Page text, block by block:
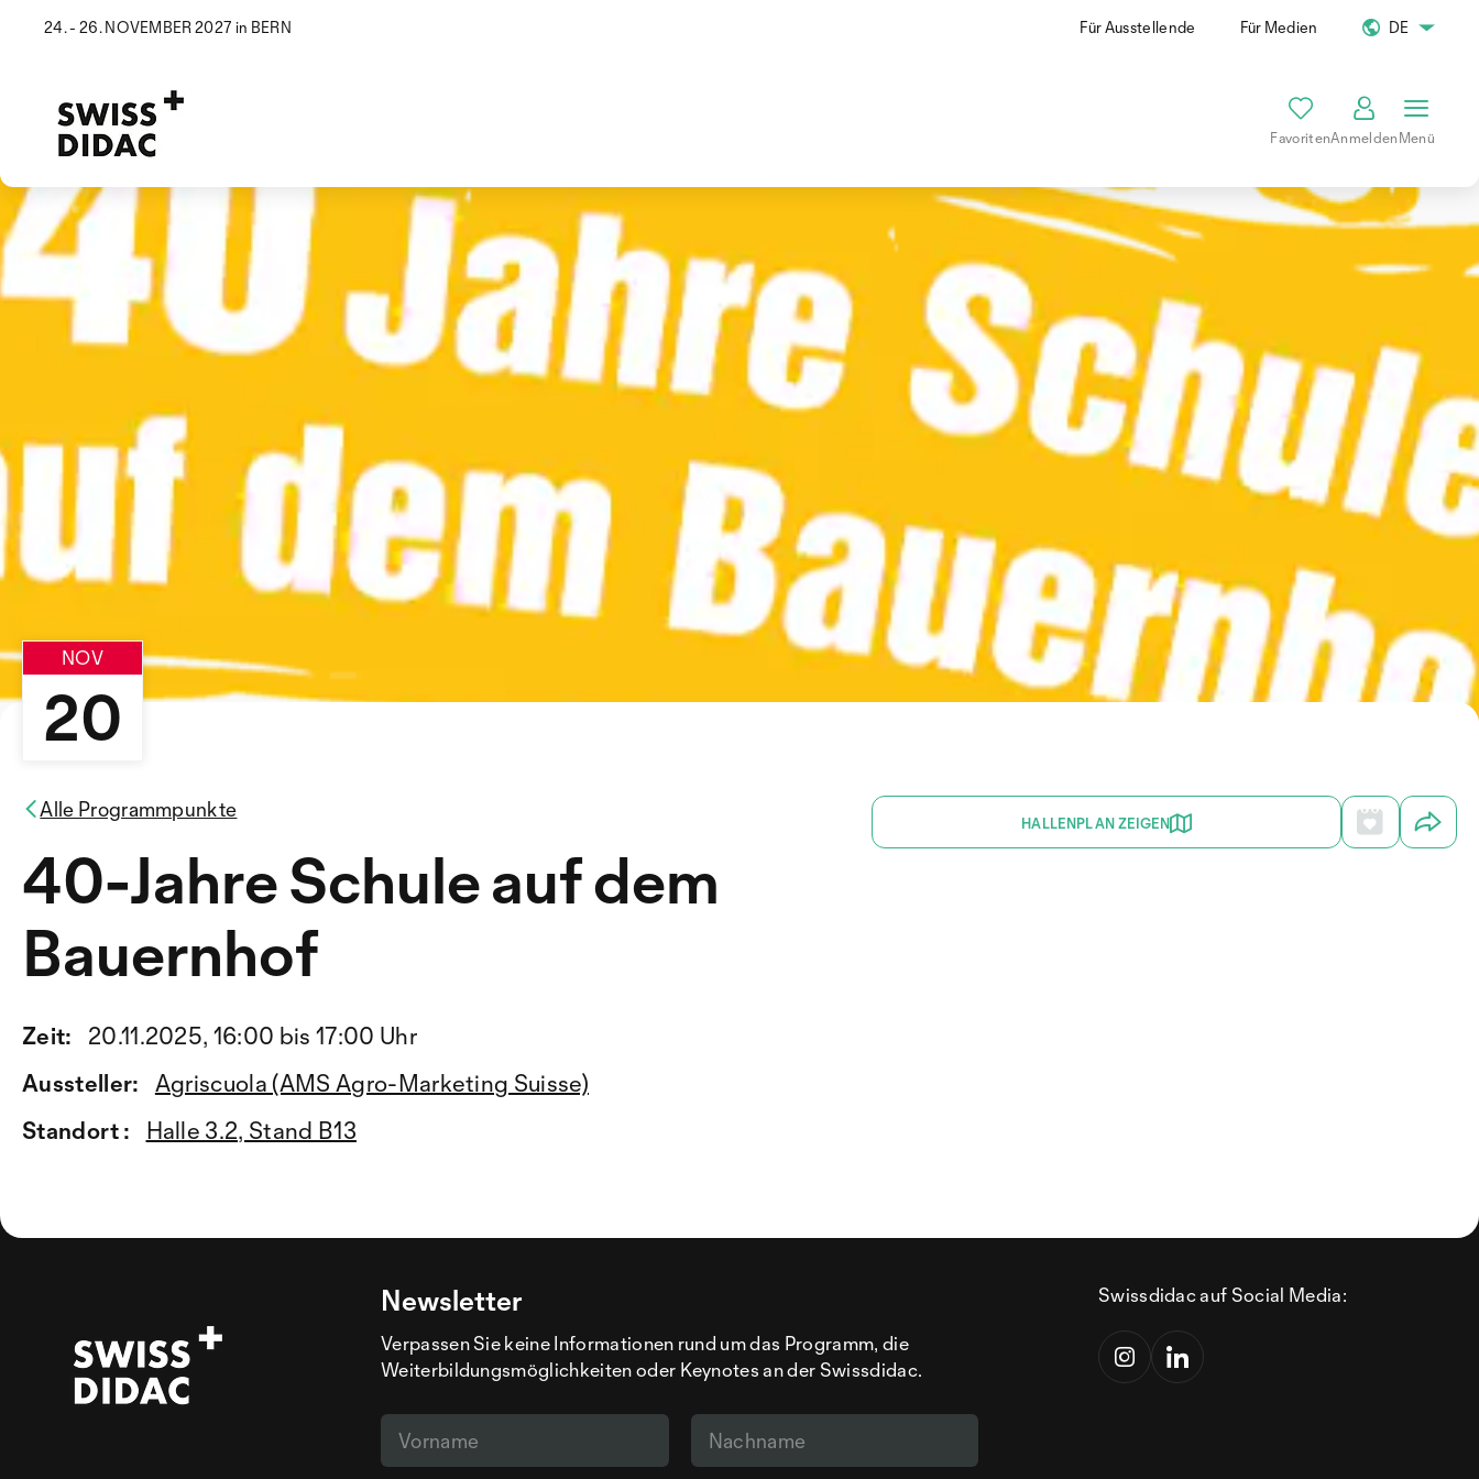
24. - 26. NOVEMBER 2027 in BERN Für Ausstellende Für Medien DE
FavoritenAnmeldenMenü
NOV
20
Alle Programmpunkte
40-Jahre Schule auf dem
Bauernhof
Zeit:
20.11.2025, 16:00 bis 17:00 Uhr
Aussteller:
Agriscuola (AMS Agro-Marketing Suisse)
Standort :
Halle 3.2, Stand B13
HALLENPLAN ZEIGEN
Newsletter
Verpassen Sie keine Informationen rund um das Programm, die
Weiterbildungsmöglichkeiten oder Keynotes an der Swissdidac.
Swissdidac auf Social Media: